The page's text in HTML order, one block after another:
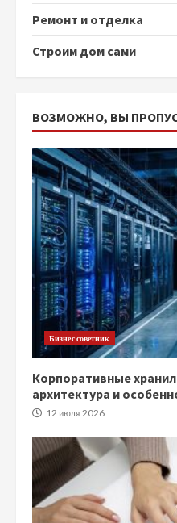
Ремонт и отделка
Строим дом сами
ВОЗМОЖНО, ВЫ
Бизнес советник
Корпоративные
архитектура и
12 июля 2026